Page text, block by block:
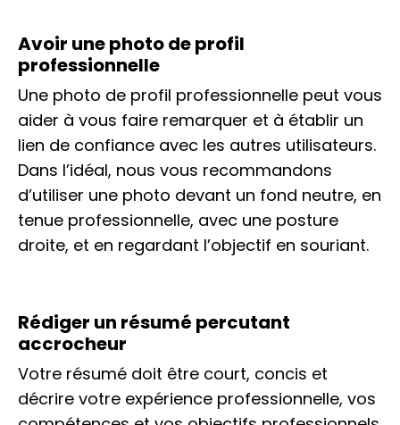
Avoir une photo de profil
professionnelle
Une photo de profil professionnelle peut vous
aider à vous faire remarquer et à établir un
lien de confiance avec les autres utilisateurs.
Dans l’idéal, nous vous recommandons
d’utiliser une photo devant un fond neutre, en
tenue professionnelle, avec une posture
droite, et en regardant l’objectif en souriant.
Rédiger un résumé percutant
accrocheur
Votre résumé doit être court, concis et
décrire votre expérience professionnelle, vos